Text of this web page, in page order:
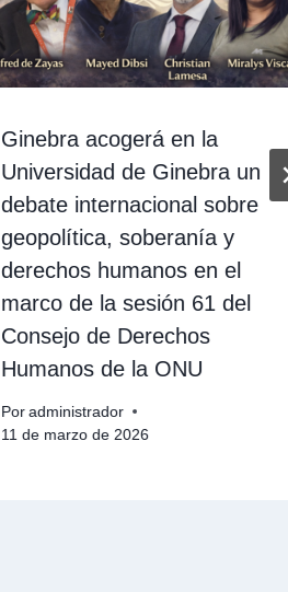
Ginebra acogerá en la
Universidad de Ginebra un
debate internacional sobre
geopolítica, soberanía y
derechos humanos en el
marco de la sesión 61 del
Consejo de Derechos
Humanos de la ONU
Por administrador
11 de marzo de 2026